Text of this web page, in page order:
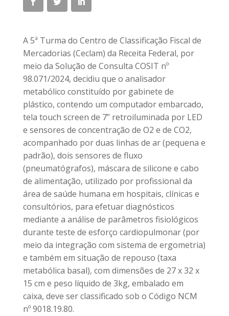
A 5ª Turma do Centro de Classificação Fiscal de
Mercadorias (Ceclam) da Receita Federal, por
meio da Solução de Consulta COSIT nº
98.071/2024, decidiu que o analisador
metabólico constituído por gabinete de
plástico, contendo um computador embarcado,
tela touch screen de 7” retroiluminada por LED
e sensores de concentração de O2 e de CO2,
acompanhado por duas linhas de ar (pequena e
padrão), dois sensores de fluxo
(pneumatógrafos), máscara de silicone e cabo
de alimentação, utilizado por profissional da
área de saúde humana em hospitais, clínicas e
consultórios, para efetuar diagnósticos
mediante a análise de parâmetros fisiológicos
durante teste de esforço cardiopulmonar (por
meio da integração com sistema de ergometria)
e também em situação de repouso (taxa
metabólica basal), com dimensões de 27 x 32 x
15 cm e peso líquido de 3kg, embalado em
caixa, deve ser classificado sob o Código NCM
nº 9018.19.80.